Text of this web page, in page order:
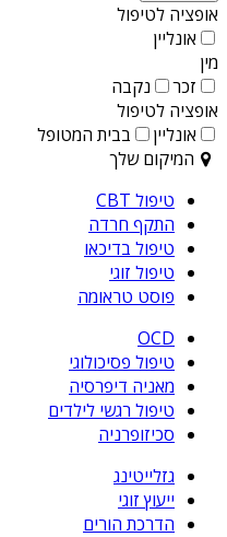
אופציה לטיפול
אונליין
מין
זכר
נקבה
אופציה לטיפול
אונליין
בבית המטופל
המיקום שלך
טיפול CBT
התקף חרדה
טיפול בדיכאו
טיפול זוגי
פוסט טראומה
OCD
טיפול פסיכולוגי
מאניה דיפרסיה
טיפול רגשי לילדים
סכיזופרניה
גזלייטינג
ייעוץ זוגי
הדרכת הורים